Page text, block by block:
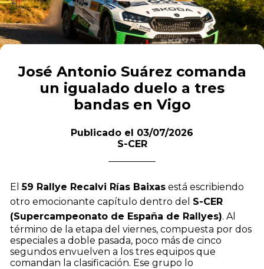
José Antonio Suárez comanda
un igualado duelo a tres
bandas en Vigo
Publicado el 03/07/2026
S-CER
El59 Rallye Recalvi Rías Baixas está escribiendo
otro emocionante capítulo dentro del S-CER
(Supercampeonato de España de Rallyes). Al
término de la etapa del viernes, compuesta por dos
especiales a doble pasada, poco más de cinco
segundos envuelven a los tres equipos que
comandan la clasificación. Ese grupo lo